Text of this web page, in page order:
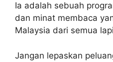
Ia adalah sebuah
dan minat membaca
Malaysia dari semua
Jangan lepaskan